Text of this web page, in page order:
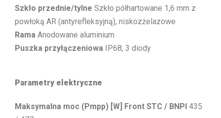
Szkło przednie/tylne Szkło półhartowane 1,6 mm z
powłoką AR (antyrefleksyjną), niskozżelazowe
Rama Anodowane aluminium
Puszka przyłączeniowa IP68, 3 diody
Parametry elektryczne
Maksymalna moc (Pmpp) [W] Front STC / BNPI 435